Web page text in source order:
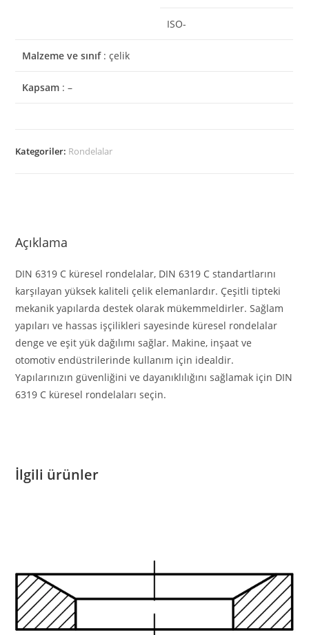
ISO-
Malzeme ve sınıf: çelik
Kapsam : –
Kategoriler: Rondelalar
Açıklama
DIN 6319 C küresel rondelalar, DIN 6319 C standartlarını
karşılayan yüksek kaliteli çelik elemanlardır. Çeşitli tipteki
mekanik yapılarda destek olarak mükemmeldirler. Sağlam
yapıları ve hassas işçilikleri sayesinde küresel rondelalar
denge ve eşit yük dağılımı sağlar. Makine, inşaat ve
otomotiv endüstrilerinde kullanım için idealdir.
Yapılarınızın güvenliğini ve dayanıklılığını sağlamak için DIN
6319 C küresel rondelaları seçin.
İlgili ürünler